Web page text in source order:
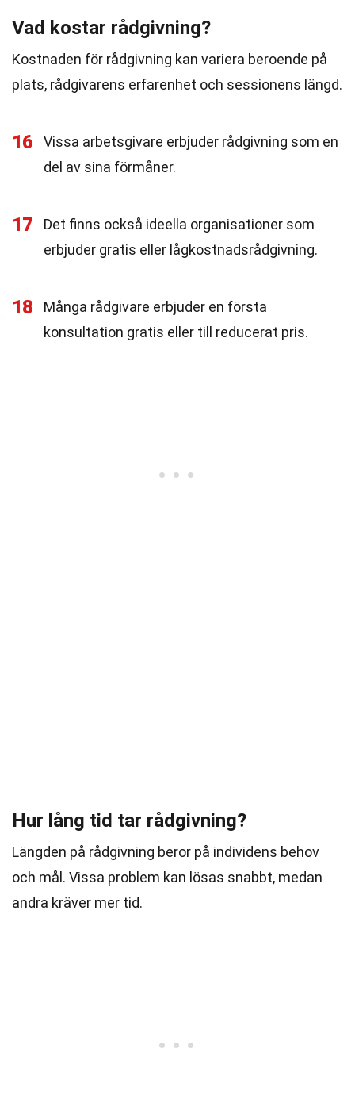
Vad kostar rådgivning?
Kostnaden för rådgivning kan variera beroende på
plats, rådgivarens erfarenhet och sessionens längd.
16
Vissa arbetsgivare erbjuder rådgivning som en
del av sina förmåner.
17
Det finns också ideella organisationer som
erbjuder gratis eller lågkostnadsrådgivning.
18
Många rådgivare erbjuder en första
konsultation gratis eller till reducerat pris.
Hur lång tid tar rådgivning?
Längden på rådgivning beror på individens behov
och mål. Vissa problem kan lösas snabbt, medan
andra kräver mer tid.